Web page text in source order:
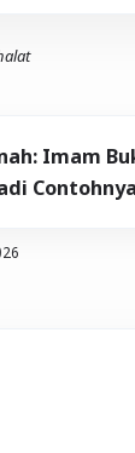
Imam
Contohnya